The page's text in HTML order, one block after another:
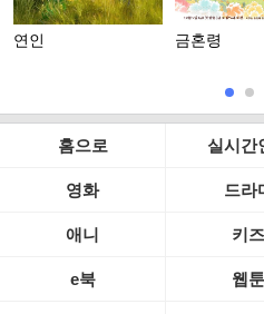
연인 금혼령
홈으로 실시간
영화 드라
애니 키즈
e북 웹툰